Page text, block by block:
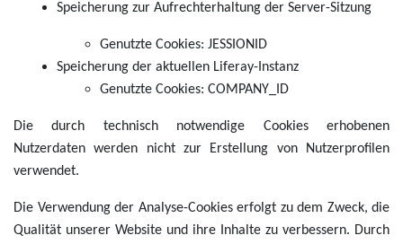
Speicherung zur Aufrechterhaltung der Server-Sitzung
Genutzte Cookies: JESSIONID
Speicherung der aktuellen Liferay-Instanz
Genutzte Cookies: COMPANY_ID
Die durch technisch notwendige Cookies erhobenen
Nutzerdaten werden nicht zur Erstellung von Nutzerprofilen
verwendet.
Die Verwendung der Analyse-Cookies erfolgt zu dem Zweck, die
Qualität unserer Website und ihre Inhalte zu verbessern. Durch